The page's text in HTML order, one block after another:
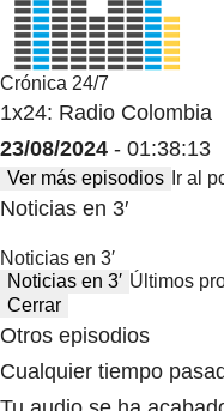
Crónica 24/7
1x24: Radio Colombia
23/08/2024 - 01:38:13
Ver más episodios Ir al
Noticias en 3′
Noticias en 3′
Noticias en 3′ Últimos
Cerrar
Otros episodios
Cualquier tiempo